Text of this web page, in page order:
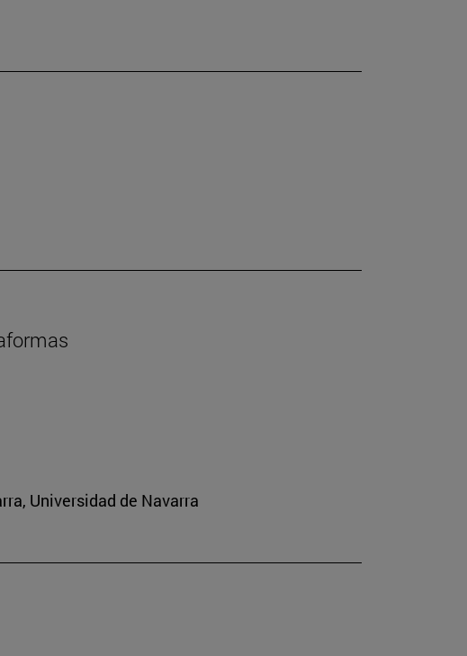
Universidad de Navarra